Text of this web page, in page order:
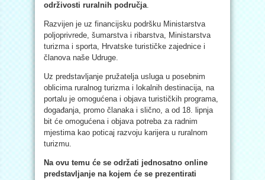
održivosti ruralnih područja.
Razvijen je uz financijsku podršku Ministarstva
poljoprivrede, šumarstva i ribarstva, Ministarstva
turizma i sporta, Hrvatske turističke zajednice i
članova naše Udruge.
Uz predstavljanje pružatelja usluga u posebnim
oblicima ruralnog turizma i lokalnih destinacija, na
portalu je omogućena i objava turističkih programa,
događanja, promo članaka i slično, a od 18. lipnja
bit će omogućena i objava potreba za radnim
mjestima kao poticaj razvoju karijera u ruralnom
turizmu.
Na ovu temu će se održati jednosatno online
predstavljanje na kojem će se prezentirati